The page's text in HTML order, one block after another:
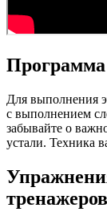
Программа
Для выполнения
с выполнением
забывайте о
устали. Техника
тренажеров